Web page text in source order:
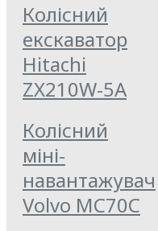
Колісний
екскаватор
Hitachi
ZX210W-5A
Колісний
міні-
навантажувач
Volvo MC70C